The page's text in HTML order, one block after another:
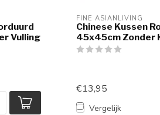
Vulling
FINE ASIANLIVING
Chinese Kussen
45x45cm Zonder
€13,95
Vergelijk